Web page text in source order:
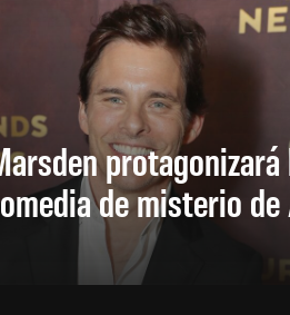
protagonizará
de misterio de